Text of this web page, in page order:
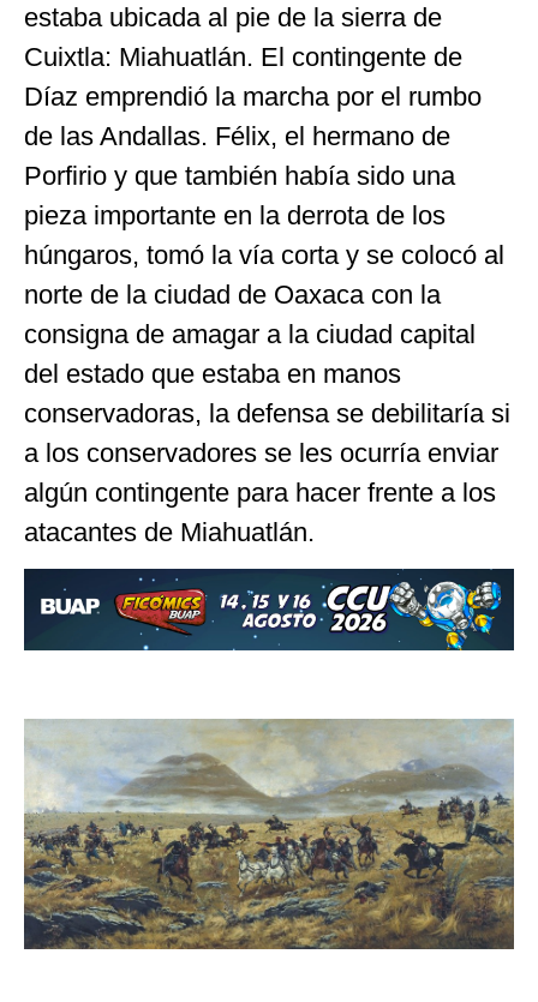
estaba ubicada al pie de la sierra de
Cuixtla: Miahuatlán. El contingente de
Díaz emprendió la marcha por el rumbo
de las Andallas. Félix, el hermano de
Porfirio y que también había sido una
pieza importante en la derrota de los
húngaros, tomó la vía corta y se colocó al
norte de la ciudad de Oaxaca con la
consigna de amagar a la ciudad capital
del estado que estaba en manos
conservadoras, la defensa se debilitaría si
a los conservadores se les ocurría enviar
algún contingente para hacer frente a los
atacantes de Miahuatlán.